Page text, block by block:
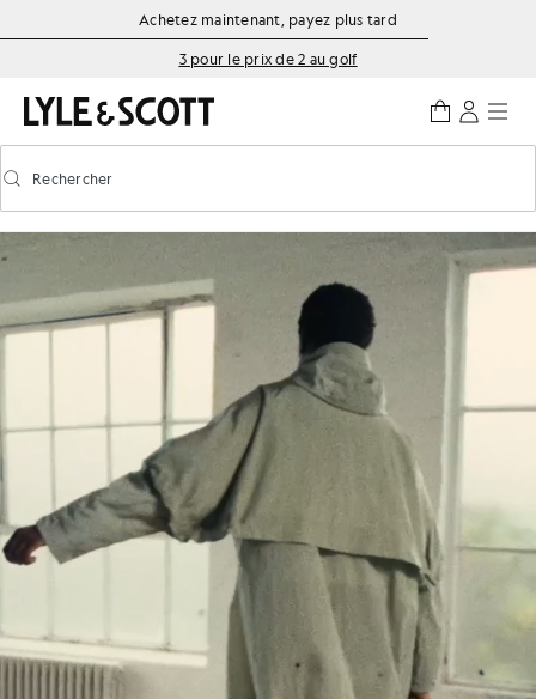
Aller directement au contenu principal
Informations sur l'accessibilité
Achetez maintenant, payez plus tard
3 pour le prix de 2 au golf
Activer/désactiver la recherche prédictive
Rechercher